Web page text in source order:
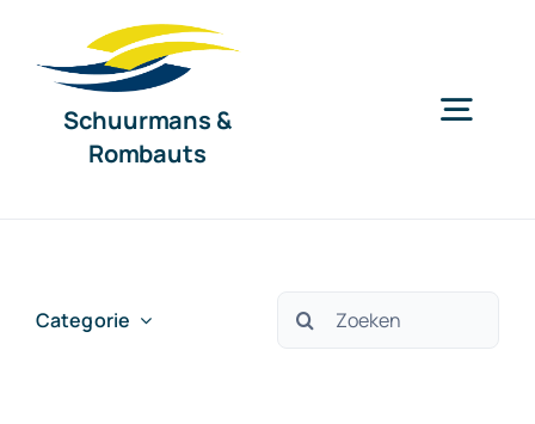
naar
Schuurmans &
Rombauts
Categorie
Zoeken